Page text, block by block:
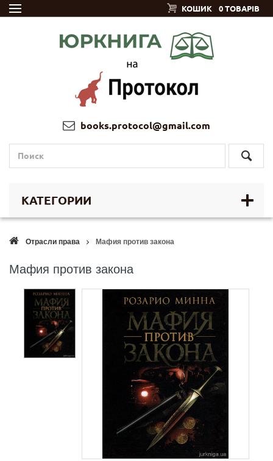
КОШИК 0 ТОВАРІВ
books.protocol@gmail.com
КАТЕГОРИИ
Отрасли права Мафия против закона
Мафия против закона